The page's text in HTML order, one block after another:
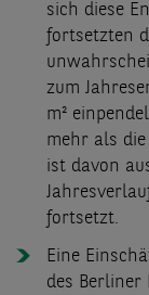
sich diese
fortsetzten
zum
m²
mehr als
ist davon
fortsetzt.
Eine
des